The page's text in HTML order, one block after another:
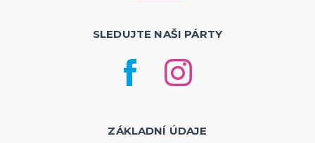
SLEDUJTE NAŠI PÁRTY
ZÁKLADNÍ ÚDAJE